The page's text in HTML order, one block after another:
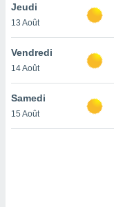
votre
à
en
le
Jeudi
13 Août
Vendredi
14 Août
Samedi
15 Août